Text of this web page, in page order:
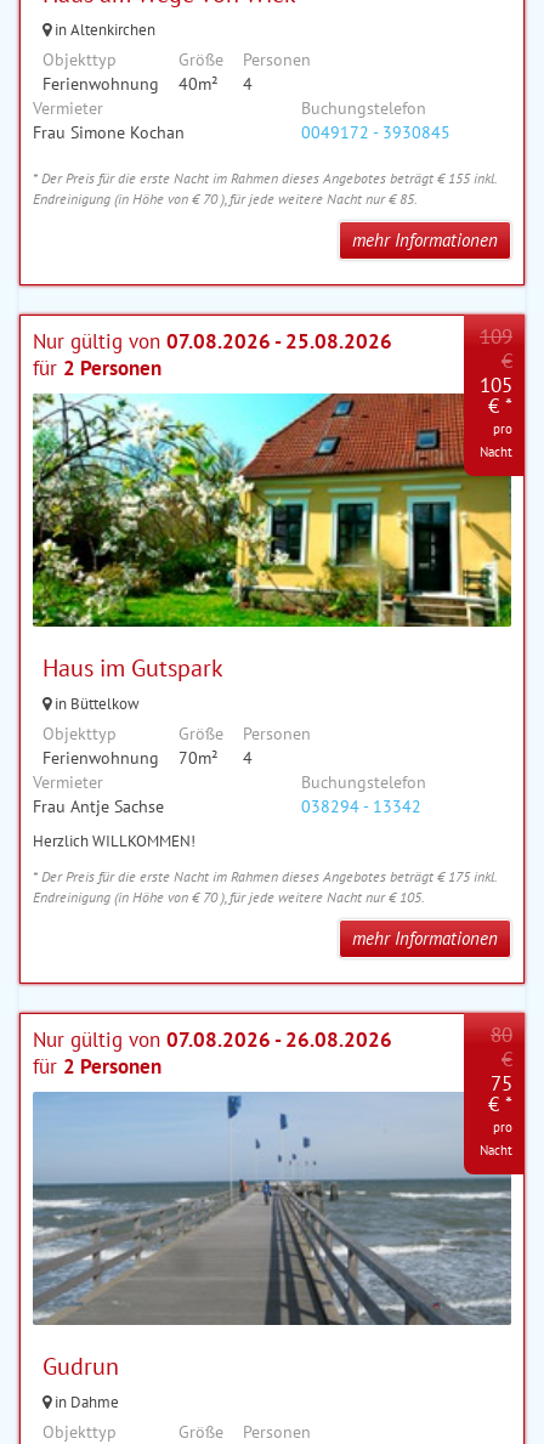
in Altenkirchen
Objekttyp
Ferienwohnung
Größe
40m²
Personen
4
Vermieter
Frau Simone Kochan
Buchungstelefon
0049172 - 3930845
* Der Preis für die erste Nacht im Rahmen dieses Angebotes beträgt € 155 inkl.
Endreinigung (in Höhe von € 70 ), für jede weitere Nacht nur € 85.
mehr Informationen
Nur gültig von 07.08.2026 - 25.08.2026
für 2 Personen
Haus im Gutspark
in Büttelkow
Objekttyp
Ferienwohnung
Größe
70m²
Personen
4
109
€
105
€ *
pro
Nacht
Vermieter
Frau Antje Sachse
Buchungstelefon
038294 - 13342
Herzlich WILLKOMMEN!
* Der Preis für die erste Nacht im Rahmen dieses Angebotes beträgt € 175 inkl.
Endreinigung (in Höhe von € 70 ), für jede weitere Nacht nur € 105.
mehr Informationen
Nur gültig von 07.08.2026 - 26.08.2026
für 2 Personen
Gudrun
in Dahme
Objekttyp
Größe
Personen
80
€
75
€ *
pro
Nacht